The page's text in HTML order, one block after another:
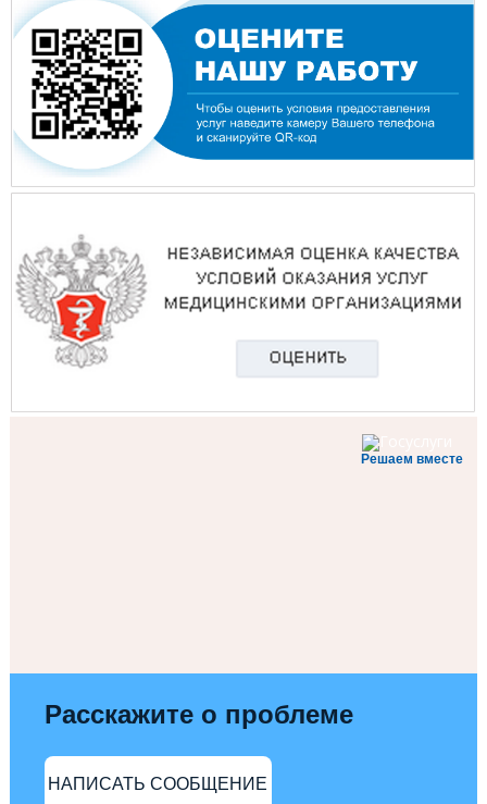
Решаем вместе
Расскажите о проблеме
НАПИСАТЬ СООБЩЕНИЕ